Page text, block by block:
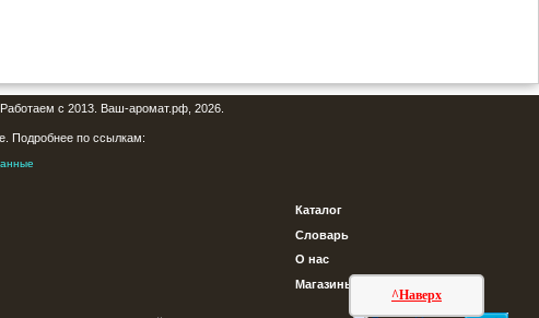
^Наверх
с 2013. Ваш-аромат.рф, 2026.
Подробнее по ссылкам:
Каталог
Словарь
О нас
Магазины